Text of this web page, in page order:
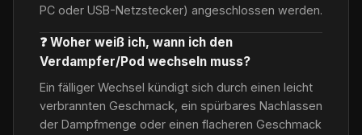
PC oder USB-Netzstecker) angeschlossen werden.
❓ Woher weiß ich, wann ich den
Verdampfer/Pod wechseln muss?
Ein fälliger Wechsel kündigt sich durch einen leicht
verbrannten Geschmack, ein spürbares Nachlassen
der Dampfmenge oder einen flacheren Geschmack